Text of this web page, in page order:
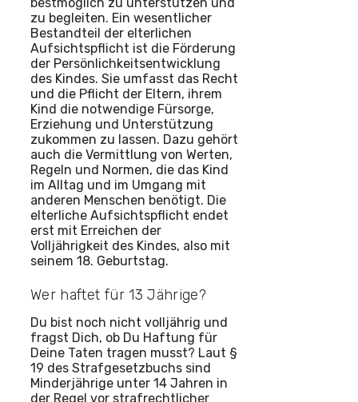
zu begleiten. Ein wesentlicher
Bestandteil der elterlichen
Aufsichtspflicht ist die Förderung
der Persönlichkeitsentwicklung
des Kindes. Sie umfasst das Recht
und die Pflicht der Eltern, ihrem
Kind die notwendige Fürsorge,
Erziehung und Unterstützung
zukommen zu lassen. Dazu gehört
auch die Vermittlung von Werten,
Regeln und Normen, die das Kind
im Alltag und im Umgang mit
anderen Menschen benötigt. Die
elterliche Aufsichtspflicht endet
erst mit Erreichen der
Volljährigkeit des Kindes, also mit
seinem 18. Geburtstag.
Wer haftet für 13 Jährige?
Du bist noch nicht volljährig und
fragst Dich, ob Du Haftung für
Deine Taten tragen musst? Laut §
19 des Strafgesetzbuchs sind
Minderjährige unter 14 Jahren in
der Regel vor strafrechtlicher